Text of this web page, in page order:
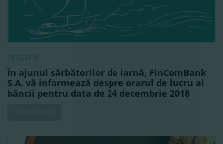
13.12.2018
În ajunul sărbătorilor de iarnă, FinComBank
S.A. vă informează despre orarul de lucru al
băncii pentru data de 24 decembrie 2018